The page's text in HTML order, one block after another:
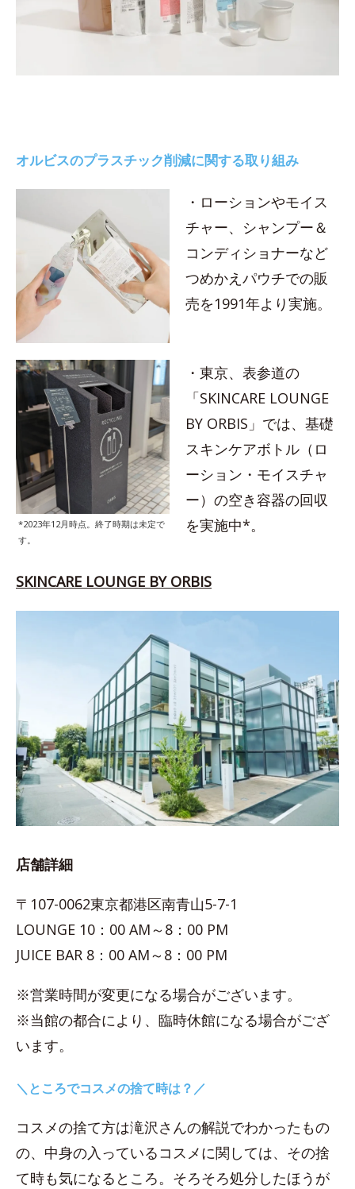
オルビスのプラスチック削減に関する取り組み
・ローションやモイス
チャー、シャンプー＆
コンディショナーなど
つめかえパウチでの販
売を1991年より実施。
*2023年12月時点。終了時期は未定で
す。
・東京、表参道の
「SKINCARE LOUNGE
BY ORBIS」では、基礎
スキンケアボトル（ロ
ーション・モイスチャ
ー）の空き容器の回収
を実施中*。
SKINCARE LOUNGE BY ORBIS
店舗詳細
〒107-0062東京都港区南青山5-7-1
LOUNGE 10：00 AM～8：00 PM
JUICE BAR 8：00 AM～8：00 PM
※営業時間が変更になる場合がございます。
※当館の都合により、臨時休館になる場合がござ
います。
＼ところでコスメの捨て時は？／
コスメの捨て方は滝沢さんの解説でわかったもの
の、中身の入っているコスメに関しては、その捨
て時も気になるところ。そろそろ処分したほうが